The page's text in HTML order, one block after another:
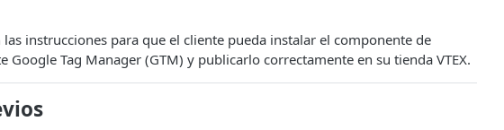
las instrucciones para que el cliente pueda instalar el componente de
Google Tag Manager (GTM) y publicarlo correctamente en su tienda VTEX.